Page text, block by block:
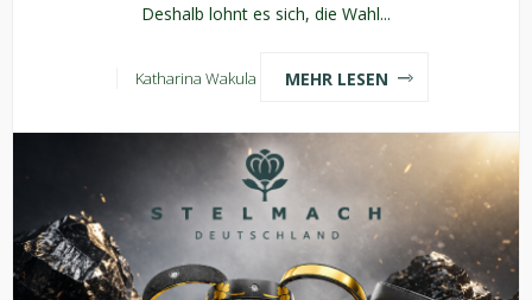
Deshalb lohnt es sich, die Wahl...
Katharina Wakula MEHR LESEN